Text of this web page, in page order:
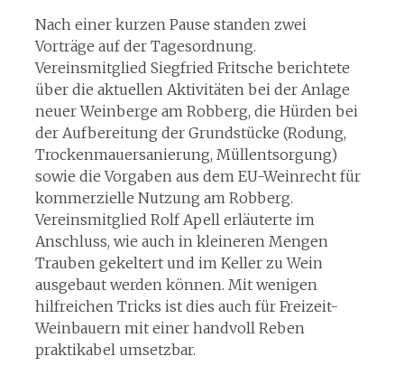
Nach einer kurzen Pause standen zwei
Vorträge auf der Tagesordnung.
Vereinsmitglied Siegfried Fritsche berichtete
über die aktuellen Aktivitäten bei der Anlage
neuer Weinberge am Robberg, die Hürden bei
der Aufbereitung der Grundstücke (Rodung,
Trockenmauersanierung, Müllentsorgung)
sowie die Vorgaben aus dem EU-Weinrecht für
kommerzielle Nutzung am Robberg.
Vereinsmitglied Rolf Apell erläuterte im
Anschluss, wie auch in kleineren Mengen
Trauben gekeltert und im Keller zu Wein
ausgebaut werden können. Mit wenigen
hilfreichen Tricks ist dies auch für Freizeit-
Weinbauern mit einer handvoll Reben
praktikabel umsetzbar.